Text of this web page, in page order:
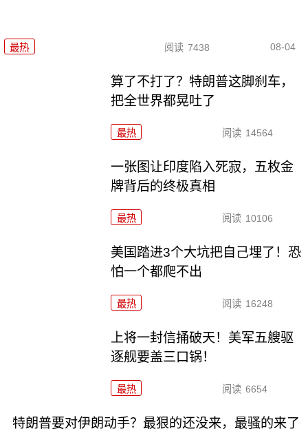
最热 阅读 7438 08-04
算了不打了？特朗普这脚刹车，
把全世界都晃吐了
最热 阅读 14564
一张图让印度陷入死寂，五枚金
牌背后的终极真相
最热 阅读 10106
美国踏进3个大坑把自己埋了！恐
怕一个都爬不出
最热 阅读 16248
上将一封信捅破天！美军五艘驱
逐舰要盖三口锅！
最热 阅读 6654
特朗普要对伊朗动手？最狠的还没来，最骚的来了